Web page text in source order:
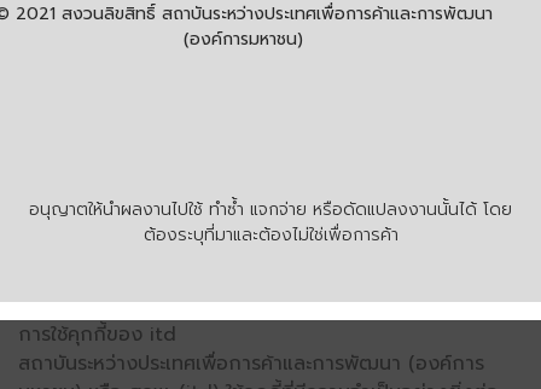
อนุญาตให้นำผลงานไปใช้ ทำซ้ำ แจกจ่าย หรือดัดแปลงงานนั้นได้ โดย
ต้องระบุที่มาและต้องไม่ใช่เพื่อการค้า
2021 สงวนลิขสิทธิ์ สถาบันระหว่างประเทศเพื่อการค้าและการพัฒนา
(องค์การมหาชน)
การใช้คุกกี้ของ itd
สถาบันระหว่างประเทศเพื่อการค้าและการพัฒนา (องค์การ